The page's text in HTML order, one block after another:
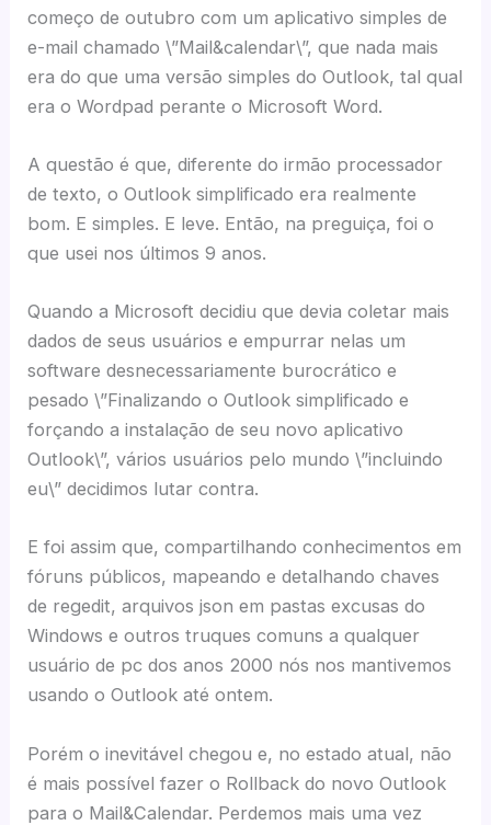
começo de outubro com um aplicativo simples de
e-mail chamado \”Mail&calendar\”, que nada mais
era do que uma versão simples do Outlook, tal qual
era o Wordpad perante o Microsoft Word.
A questão é que, diferente do irmão processador
de texto, o Outlook simplificado era realmente
bom. E simples. E leve. Então, na preguiça, foi o
que usei nos últimos 9 anos.
Quando a Microsoft decidiu que devia coletar mais
dados de seus usuários e empurrar nelas um
software desnecessariamente burocrático e
pesado \”Finalizando o Outlook simplificado e
forçando a instalação de seu novo aplicativo
Outlook\”, vários usuários pelo mundo \”incluindo
eu\” decidimos lutar contra.
E foi assim que, compartilhando conhecimentos em
fóruns públicos, mapeando e detalhando chaves
de regedit, arquivos json em pastas excusas do
Windows e outros truques comuns a qualquer
usuário de pc dos anos 2000 nós nos mantivemos
usando o Outlook até ontem.
Porém o inevitável chegou e, no estado atual, não
é mais possível fazer o Rollback do novo Outlook
para o Mail&Calendar. Perdemos mais uma vez